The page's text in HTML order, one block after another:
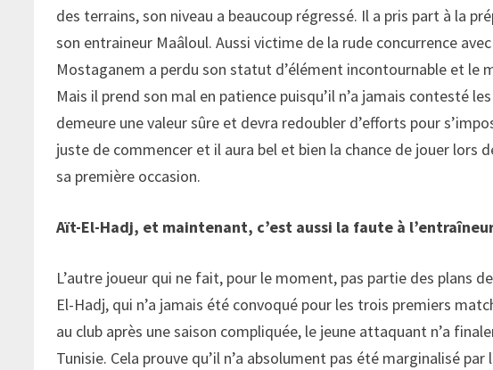
des terrains, son niveau a beaucoup régressé. Il a pris part à la
son entraineur Maâloul. Aussi victime de la rude concurrence
Mostaganem a perdu son statut d’élément incontournable et le
Mais il prend son mal en patience puisqu’il n’a jamais contesté
demeure une valeur sûre et devra redoubler d’efforts pour
juste de commencer et il aura bel et bien la chance de jouer lors
sa première occasion.
Aït-El-Hadj, et maintenant, c’est aussi la faute à
L’autre joueur qui ne fait, pour le moment, pas partie des plans
El-Hadj, qui n’a jamais été convoqué pour les trois premiers
au club après une saison compliquée, le jeune attaquant n’a
Tunisie. Cela prouve qu’il n’a absolument pas été marginalisé